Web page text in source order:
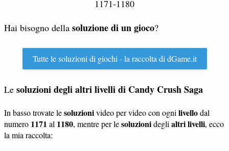
1171-1180
Hai bisogno della soluzione di un gioco?
Tutte le soluzioni di giochi - la raccolta di dGame.it
Le soluzioni degli altri livelli di Candy Crush Saga
In basso trovate lesoluzionivideo per video con ogni livellodal
numero 1171 al 1180, mentre per lesoluzionidegli altri livelli, ecco
la mia raccolta: